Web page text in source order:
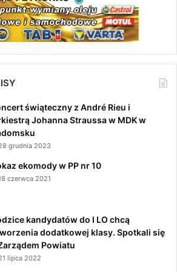
świąteczny z André Rieu i
Johanna Straussa w MDK w
grudnia 2023
ekomody w PP nr 10
czerwca 2021
kandydatów do I LO chcą
dodatkowej klasy. Spotkali się
Powiatu
lipca 2022